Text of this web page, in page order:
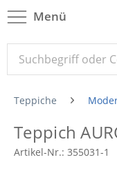
Menü
Teppiche
Teppich
Artikel-Nr.: 355031-1